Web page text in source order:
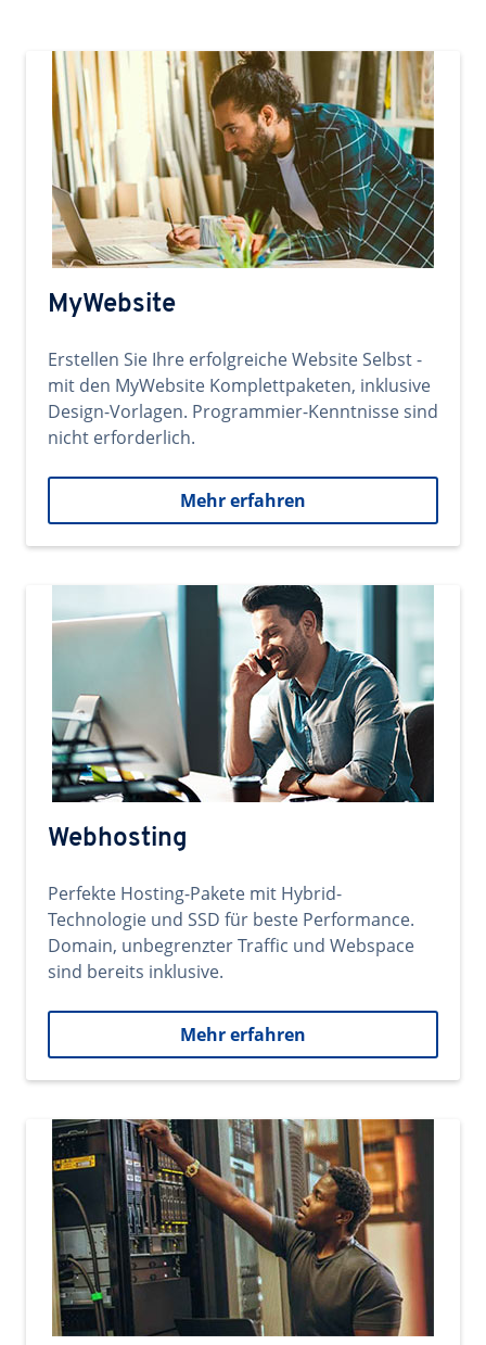
MyWebsite
Erstellen Sie Ihre erfolgreiche Website Selbst -
mit den MyWebsite Komplettpaketen, inklusive
Design-Vorlagen. Programmier-Kenntnisse sind
nicht erforderlich.
Mehr erfahren
Webhosting
Perfekte Hosting-Pakete mit Hybrid-
Technologie und SSD für beste Performance.
Domain, unbegrenzter Traffic und Webspace
sind bereits inklusive.
Mehr erfahren